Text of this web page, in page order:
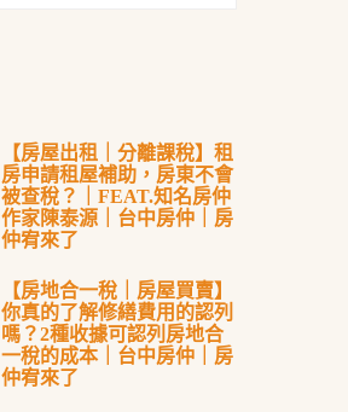
【房屋出租｜分離課稅】租
房申請租屋補助，房東不會
被查稅？｜FEAT.知名房仲
作家陳泰源｜台中房仲｜房
仲宥來了
【房地合一稅｜房屋買賣】
你真的了解修繕費用的認列
嗎？2種收據可認列房地合
一稅的成本｜台中房仲｜房
仲宥來了